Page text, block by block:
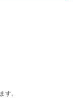
す。